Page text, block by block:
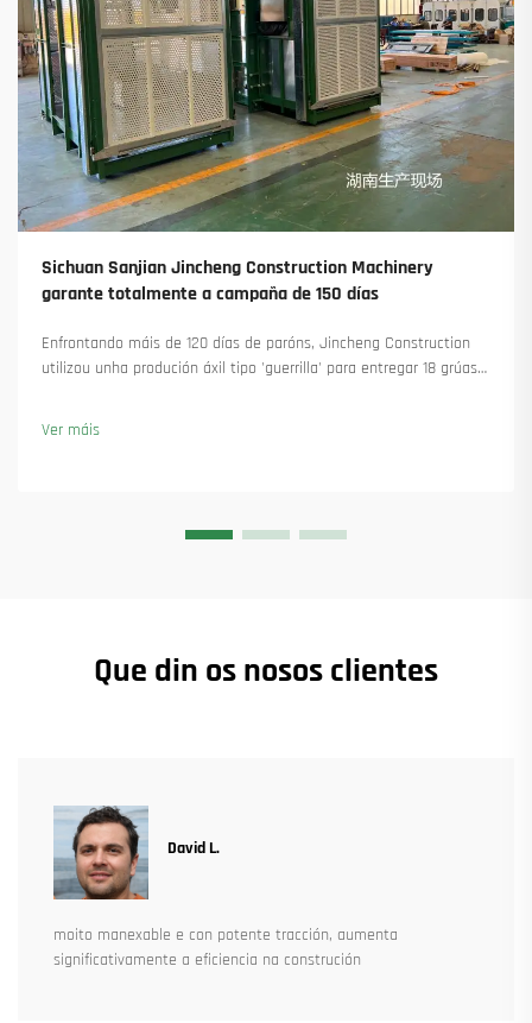
Sichuan Sanjian Jincheng Construction Machinery
garante totalmente a campaña de 150 días
Enfrontando máis de 120 días de paróns, Jincheng Construction
utilizou unha produción áxil tipo 'guerrilla' para entregar 18 grúas
manteu a produción en marcha. Saiba máis.
Ver máis
Que din os nosos clientes
David L.
moito manexable e con potente tracción, aumenta
significativamente a eficiencia na construción